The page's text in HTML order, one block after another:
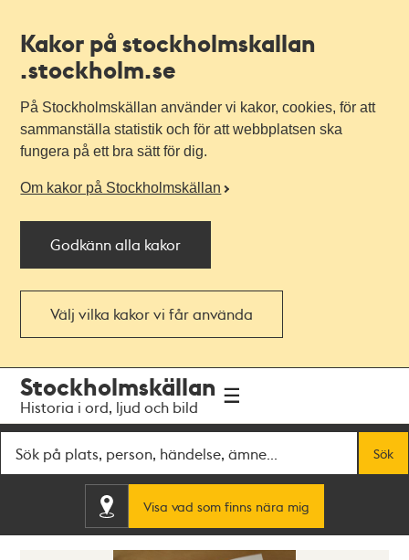
Kakor på stockholmskallan
.stockholm.se
På Stockholmskällan använder vi kakor, cookies, för att
sammanställa statistik och för att webbplatsen ska
fungera på ett bra sätt för dig.
Om kakor på Stockholmskällan
Godkänn alla kakor
Välj vilka kakor vi får använda
navigationen
huvudinnehållet
Stockholmskällan
Historia i ord, ljud och bild
Sök
Visa vad som finns nära mig